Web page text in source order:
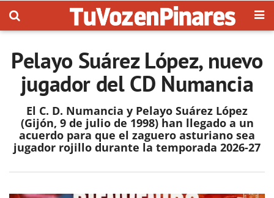
Pelayo Suárez López, nuevo
jugador del CD Numancia
El C. D. Numancia y Pelayo Suárez López
(Gijón, 9 de julio de 1998) han llegado a un
acuerdo para que el zaguero asturiano sea
jugador rojillo durante la temporada 2026-27